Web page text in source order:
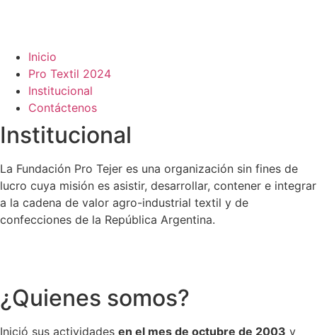
Inicio
Pro Textil 2024
Institucional
Contáctenos
Institucional
La Fundación Pro Tejer es una organización sin fines de
lucro cuya misión es asistir, desarrollar, contener e integrar
a la cadena de valor agro-industrial textil y de
confecciones de la República Argentina.
¿Quienes somos?
Inició sus actividades en el mes de octubre de 2003 y